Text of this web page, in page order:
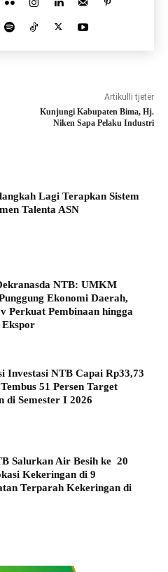
Artikulli tjetër
Kunjungi Kabupaten Bima, Hj.
Niken Sapa Pelaku Industri
Lagi Terapkan Sistem
Talenta ASN
NTB: UMKM
Ekonomi Daerah,
Perkuat Pembinaan hingga
Investasi NTB Capai Rp33,73
51 Persen Target
di Semester I 2026
Salurkan Air Besih ke 20
Kekeringan di 9
Terparah Kekeringan di